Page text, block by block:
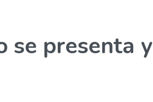
se presenta y